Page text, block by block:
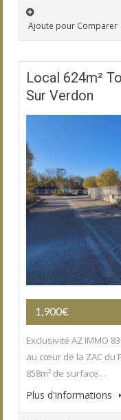
Ajoute pour Comparer
Local 624m²
Sur Verdon
1,900€
Exclusivité AZ IMMO
au cœur de la ZAC du
858m² de surface…
Plus d'informations